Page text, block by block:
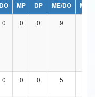
DO MP DP ME/DO
MP/
0 0 0 9
0 0 0 5